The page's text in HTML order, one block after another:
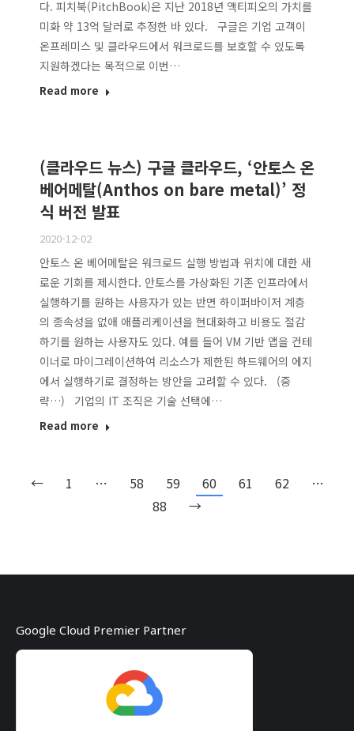
다. 피치북(PitchBook)은 지난 2018년 액티피오의 가치를
미화 약 13억 달러로 추정한 바 있다. 구글은 기업 고객이
온프레미스 및 클라우드에서 워크로드를 보호할 수 있도록
지원하겠다는 목적으로 이번…
Read more
(클라우드 뉴스) 구글 클라우드, ‘안토스 온
베어메탈(Anthos on bare metal)’ 정
식 버전 발표
2020-12-02
안토스 온 베어메탈은 워크로드 실행 방법과 위치에 대한 새
로운 기회를 제시한다. 안토스를 가상화된 기존 인프라에서
실행하기를 원하는 사용자가 있는 반면 하이퍼바이저 계층
의 종속성을 없애 애플리케이션을 현대화하고 비용도 절감
하기를 원하는 사용자도 있다. 예를 들어 VM 기반 앱을 컨테
이너로 마이그레이션하여 리소스가 제한된 하드웨어의 에지
에서 실행하기로 결정하는 방안을 고려할 수 있다. (중
략…) 기업의 IT 조직은 기술 선택에…
Read more
← 1 … 58 59 60 61 62
…
88
→
Google Cloud Premier Partner